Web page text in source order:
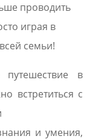
проводить
играя в
семьи!
в
встретиться с
и умения,